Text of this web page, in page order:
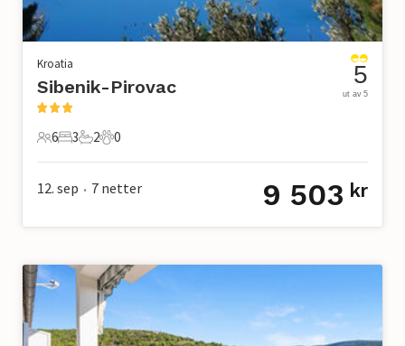
Kroatia
Sibenik-Pirovac
6 Gjester
6
3 Soverom
3
2 Bad
2
0 Kjæledyr
0
5
ut av 5
12. sep • 7 netter 9 503 kr